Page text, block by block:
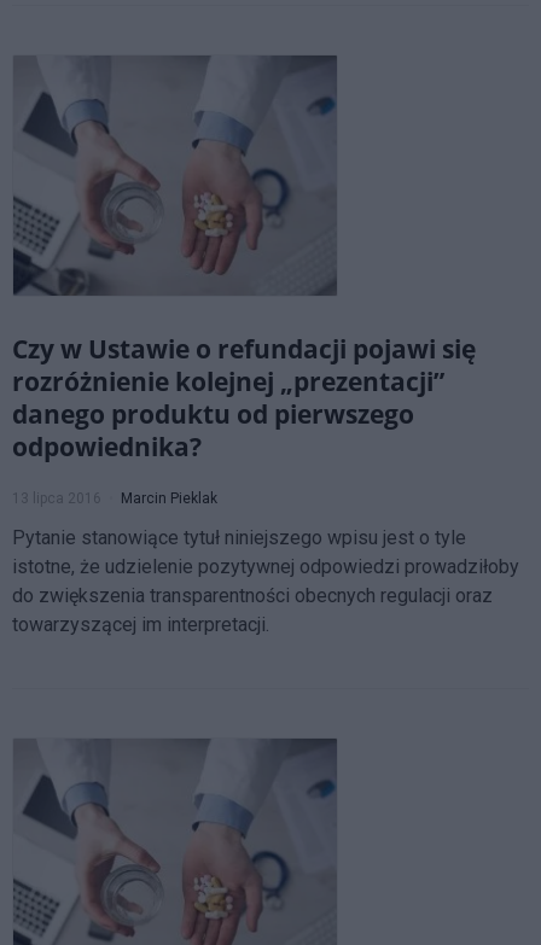
Czy w Ustawie o refundacji pojawi się
rozróżnienie kolejnej „prezentacji”
danego produktu od pierwszego
odpowiednika?
13 lipca 2016 Marcin Pieklak
Pytanie stanowiące tytuł niniejszego wpisu jest o tyle
istotne, że udzielenie pozytywnej odpowiedzi prowadziłoby
do zwiększenia transparentności obecnych regulacji oraz
towarzyszącej im interpretacji.